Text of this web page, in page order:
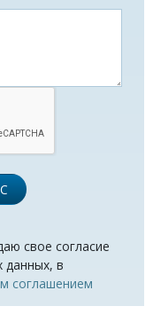
свое согласие
данных, в
соглашением